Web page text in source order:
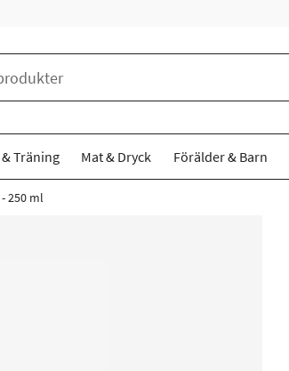
Träning Mat & Dryck Förälder & Barn
250 ml